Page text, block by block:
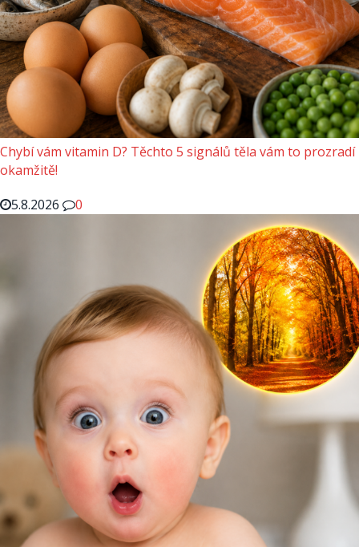
Chybí vám vitamin D? Těchto 5 signálů těla vám to prozradí
okamžitě!
5.8.2026
0